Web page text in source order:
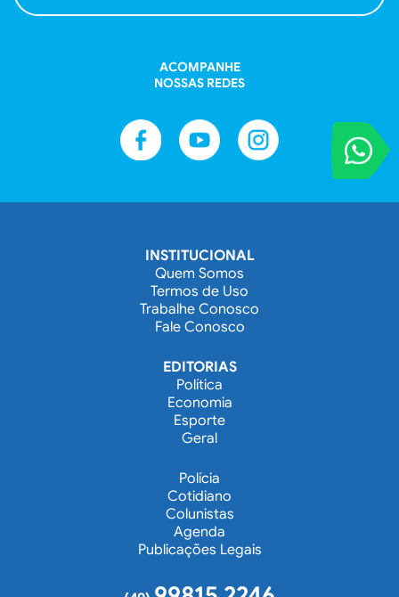
VOCÊ
Entre em
ACOMPANHE
NOSSAS REDES
INSTITUCIONAL
Quem Somos
Termos de Uso
Trabalhe Conosco
Fale Conosco
EDITORIAS
Política
Economia
Esporte
Geral
Polícia
Cotidiano
Colunistas
Agenda
Publicações Legais